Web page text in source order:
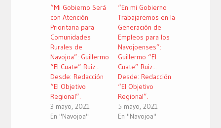
una
ventana
nueva)
una
ventana
una
ventana
nueva)
“Mi Gobierno Será
con Atención
Prioritaria para
Comunidades
Rurales de
Navojoa”: Guillermo
“El Cuate” Ruiz...
Desde: Redacción
“El Objetivo
Regional”.
3 mayo, 2021
En "Navojoa"
“En mi Gobierno
Trabajaremos en la
Generación de
Empleos para los
Navojoenses”:
Guillermo “El
Cuate” Ruiz...
Desde: Redacción
“El Objetivo
Regional”.
5 mayo, 2021
En "Navojoa"